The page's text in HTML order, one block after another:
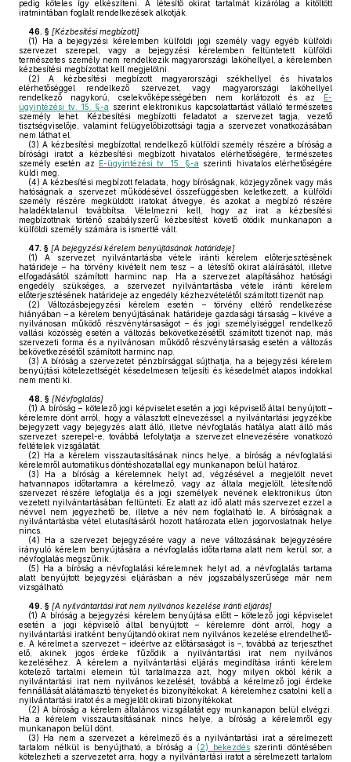
pedig köteles így elkészíteni. A létesítő okirat tartalmát kizárólag a kitöltött
iratmintában foglalt rendelkezések alkotják.
46. § [Kézbesítési megbízott]
(1) Ha a bejegyzési kérelemben külföldi jogi személy vagy egyéb külföldi
szervezet szerepel, vagy a bejegyzési kérelemben feltüntetett külföldi
természetes személy nem rendelkezik magyarországi lakóhellyel, a kérelemben
kézbesítési megbízottat kell megjelölni.
(2) A kézbesítési megbízott magyarországi székhellyel és hivatalos
elérhetőséggel rendelkező szervezet, vagy magyarországi lakóhellyel
rendelkező nagykorú, cselekvőképességében nem korlátozott és az E-
ügyintézési tv. 15. §-a szerint elektronikus kapcsolattartást vállaló természetes
személy lehet. Kézbesítési megbízotti feladatot a szervezet tagja, vezető
tisztségviselője, valamint felügyelőbizottsági tagja a szervezet vonatkozásában
nem láthat el.
(3) A kézbesítési megbízottal rendelkező külföldi személy részére a bíróság a
bírósági iratot a kézbesítési megbízott hivatalos elérhetőségére, természetes
személy esetén az E-ügyintézési tv. 15. §-a szerinti hivatalos elérhetőségére
küldi meg.
(4) A kézbesítési megbízott feladata, hogy bíróságnak, közjegyzőnek vagy más
hatóságnak a szervezet működésével összefüggésben keletkezett, a külföldi
személy részére megküldött iratokat átvegye, és azokat a megbízó részére
haladéktalanul továbbítsa. Vélelmezni kell, hogy az irat a kézbesítési
megbízottnak történő szabályszerű kézbesítést követő ötödik munkanapon a
külföldi személy számára is ismertté vált.
47. § [A bejegyzési kérelem benyújtásának határideje]
(1) A szervezet nyilvántartásba vétele iránti kérelem előterjesztésének
határideje – ha törvény kivételt nem tesz – a létesítő okirat aláírásától, illetve
elfogadásától számított harminc nap. Ha a szervezet alapításához hatósági
engedély szükséges, a szervezet nyilvántartásba vétele iránti kérelem
előterjesztésének határideje az engedély kézhezvételétől számított tizenöt nap.
(2) Változásbejegyzési kérelem esetén – törvény eltérő rendelkezése
hiányában – a kérelem benyújtásának határideje gazdasági társaság – kivéve a
nyilvánosan működő részvénytársaságot – és jogi személyiséggel rendelkező
vallási közösség esetén a változás bekövetkezésétől számított tizenöt nap, más
szervezeti forma és a nyilvánosan működő részvénytársaság esetén a változás
bekövetkezésétől számított harminc nap.
(3) A bíróság a szervezetet pénzbírsággal sújthatja, ha a bejegyzési kérelem
benyújtási kötelezettségét késedelmesen teljesíti és késedelmét alapos indokkal
nem menti ki.
48. § [Névfoglalás]
(1) A bíróság – kötelező jogi képviselet esetén a jogi képviselő által benyújtott –
kérelemre dönt arról, hogy a választott elnevezéssel a nyilvántartási jegyzékbe
bejegyzett vagy bejegyzés alatt álló, illetve névfoglalás hatálya alatt álló más
szervezet szerepel-e, továbbá lefolytatja a szervezet elnevezésére vonatkozó
feltételek vizsgálatát.
(2) Ha a kérelem visszautasításának nincs helye, a bíróság a névfoglalási
kérelemről automatikus döntéshozatallal egy munkanapon belül határoz.
(3) Ha a bíróság a kérelemnek helyt ad, végzésével a megjelölt nevet
hatvannapos időtartamra a kérelmező, vagy az általa megjelölt, létesítendő
szervezet részére lefoglalja és a jogi személyek nevének elektronikus úton
vezetett nyilvántartásában feltünteti. Ez alatt az idő alatt más szervezet ezzel a
névvel nem jegyezhető be, illetve a név nem foglalható le. A bíróságnak a
nyilvántartásba vétel elutasításáról hozott határozata ellen jogorvoslatnak helye
nincs.
(4) Ha a szervezet bejegyzésére vagy a neve változásának bejegyzésére
irányuló kérelem benyújtására a névfoglalás időtartama alatt nem kerül sor, a
névfoglalás megszűnik.
(5) Ha a bíróság a névfoglalási kérelemnek helyt ad, a névfoglalás tartama
alatt benyújtott bejegyzési eljárásban a név jogszabályszerűsége már nem
vizsgálható.
49. § [A nyilvántartási irat nem nyilvános kezelése iránti eljárás]
(1) A bíróság a bejegyzési kérelem benyújtása előtt – kötelező jogi képviselet
esetén a jogi képviselő által benyújtott – kérelemre dönt arról, hogy a
nyilvántartási iratként benyújtandó okirat nem nyilvános kezelése elrendelhető-
e. A kérelmet a szervezet – ideértve az előtársaságot is –, továbbá az terjeszthet
elő, akinek jogos érdeke fűződik a nyilvántartási irat nem nyilvános
kezeléséhez. A kérelem a nyilvántartási eljárás megindítása iránti kérelem
kötelező tartalmi elemein túl tartalmazza azt, hogy milyen okból kérik a
nyilvántartási irat nem nyilvános kezelését, továbbá a kérelmező jogi érdeke
fennállását alátámasztó tényeket és bizonyítékokat. A kérelemhez csatolni kell a
nyilvántartási iratot és a megjelölt okirati bizonyítékokat.
(2) A bíróság a kérelem általános vizsgálatát egy munkanapon belül elvégzi.
Ha a kérelem visszautasításának nincs helye, a bíróság a kérelemről egy
munkanapon belül dönt.
(3) Ha nem a szervezet a kérelmező és a nyilvántartási irat a sérelmezett
tartalom nélkül is benyújtható, a bíróság a (2) bekezdésszerinti döntésében
kötelezheti a szervezetet arra, hogy a nyilvántartási iratot a sérelmezett tartalom